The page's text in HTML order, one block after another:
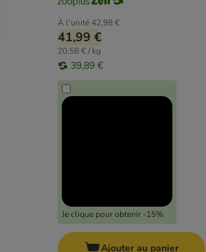
À l'unité42,98 €
41,99 €
20,58 € / kg
39,89 €
Je clique pour obtenir -15%
Ajouter au panier